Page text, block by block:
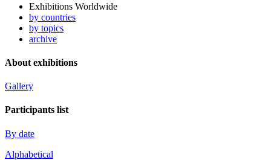
Exhibitions Worldwide
by countries
by topics
archive
About exhibitions
Gallery
Participants list
By date
Alphabetical